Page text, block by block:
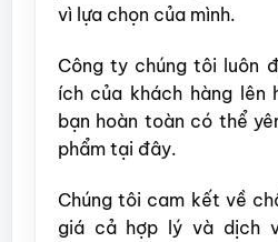
vì lựa chọn của mình.
Công ty chúng tôi luôn
ích của khách hàng lên
bạn hoàn toàn có thể
phẩm tại đây.
Chúng tôi cam kết về
giá cả hợp lý và dịch